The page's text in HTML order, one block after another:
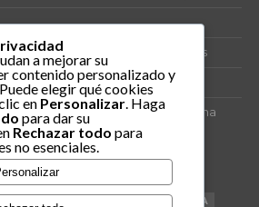
la Prevención de los Ahogamientos
Concentrix
revolució social 1936. Programa
de venda.
NETEJA CONFERENCIA
a mejorar su
contenido personalizado y
elegir qué cookies
en Personalizar . Haga
para dar su
Rechazar todo para
no esenciales.